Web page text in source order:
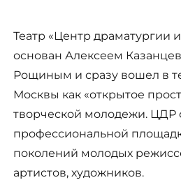
Театр «Центр драматургии
основан Алексеем
Рощиным и сразу вошел в
Москвы как «открытое
творческой молодежи. ЦДР
профессиональной
поколений молодых
артистов, художников.